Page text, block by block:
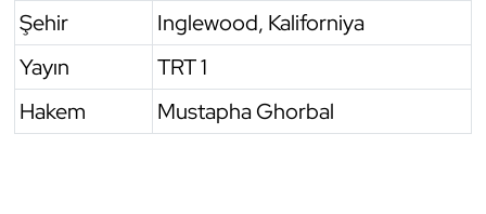
Şehir
Inglewood, Kaliforniya
Yayın
TRT 1
Hakem
Mustapha Ghorbal